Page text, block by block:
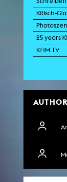
Kölsch-
25 years
KHM TV